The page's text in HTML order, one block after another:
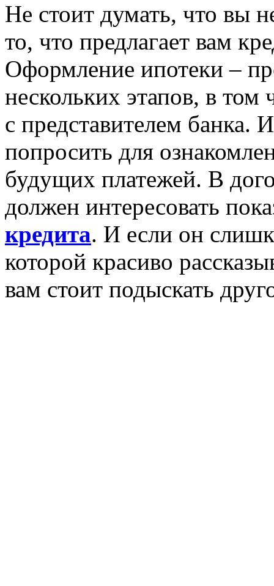
Не стоит думать, что вы
то, что предлагает вам
Оформление ипотеки –
нескольких этапов, в том
с представителем банка.
попросить для
будущих платежей. В
должен интересовать
кредита. И если он
которой красиво
вам стоит подыскать